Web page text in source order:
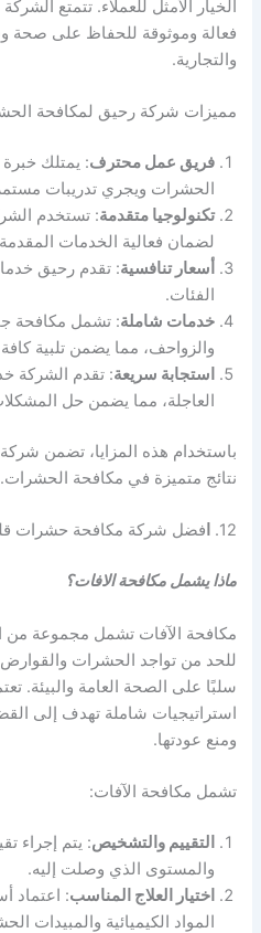
الخيار الأمثل للعملاء. تتمتع
فعالة وموثوقة للحفاظ على صحة
والتجارية.
مميزات شركة رحيق لمكافحة
فريق عمل محترف: يمتلك
الحشرات ويجري تدريبات
تكنولوجيا متقدمة: تستخدم
لضمان فعالية الخدمات
أسعار تنافسية: تقدم رحيق
الفئات.
خدمات شاملة: تشمل مكافحة
والزواحف، مما يضمن تلبية كافة
استجابة سريعة: تقدم الشركة
العاجلة، مما يضمن حل
باستخدام هذه المزايا، تضمن
نتائج متميزة في مكافحة الحشرات.
12. فضل شركة مكافحة حشرات
ماذا يشمل مكافحة الافات؟
مكافحة الآفات تشمل مجموعة من
للحد من تواجد الحشرات والقوارض
سلبًا على الصحة العامة والبيئة.
استراتيجيات شاملة تهدف إلى
ومنع عودتها.
تشمل مكافحة الآفات:
التقييم والتشخيص: يتم إجراء
والمستوى الذي وصلت إليه.
اختيار العلاج المناسب: اعتماد
المواد الكيميائية والمبيدات